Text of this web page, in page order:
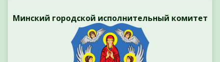
Минский городской исполнительный комитет